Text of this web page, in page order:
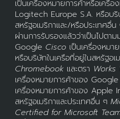
เป็นเครื่องหมายการค้าหรือเครื่
Logitech Europe S.A. หรือบริ
สหรัฐอเมริกาและ/หรือประเทศอื่
ผ่านการรับรองแล้วว่าเป็นไปตา
Google Cisco เป็นเครื่องหม
หรือบริษัทในเครือที่อยู่ในสหรัฐอเ
Chromebook และตรา
เครื่องหมายการค้าของ
เครื่องหมายการค้าของ Apple
สหรัฐอเมริกาและประเทศอื่น ๆ
Certified for Microsoft